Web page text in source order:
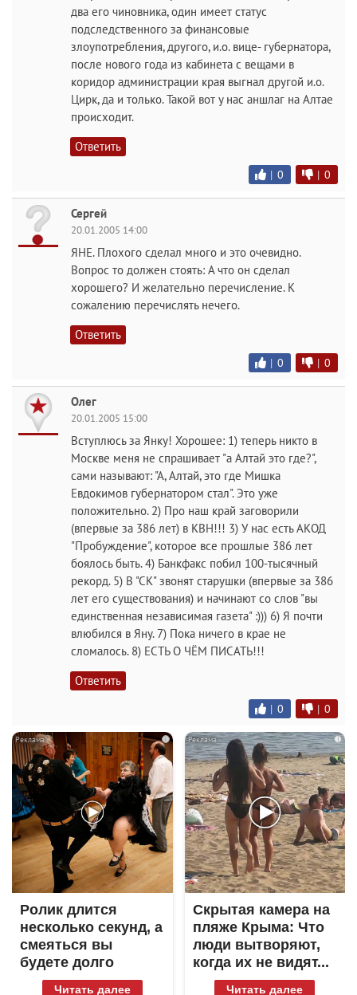
два его чиновника, один имеет статус
подследственного за финансовые
злоупотребления, другого, и.о. вице- губернатора,
после нового года из кабинета с вещами в
коридор администрации края выгнал другой и.о.
Цирк, да и только. Такой вот у нас аншлаг на Алтае
происходит.
Ответить
| 0 | 0
Сергей
20.01.2005 14:00
ЯНЕ. Плохого сделал много и это очевидно.
Вопрос то должен стоять: А что он сделал
хорошего? И желательно перечисление. К
сожалению перечислять нечего.
Ответить
| 0 | 0
Олег
20.01.2005 15:00
Вступлюсь за Янку! Хорошее: 1) теперь никто в
Москве меня не спрашивает "а Алтай это где?",
сами называют: "А, Алтай, это где Мишка
Евдокимов губернатором стал". Это уже
положительно. 2) Про наш край заговорили
(впервые за 386 лет) в КВН!!! 3) У нас есть АКОД
"Пробуждение", которое все прошлые 386 лет
боялось быть. 4) Банкфакс побил 100-тысячный
рекорд. 5) В "СК" звонят старушки (впервые за 386
лет его существования) и начинают со слов "вы
единственная независимая газета" :))) 6) Я почти
влюбился в Яну. 7) Пока ничего в крае не
сломалось. 8) ЕСТЬ О ЧЁМ ПИСАТЬ!!!
Ответить
| 0 | 0
i
Ролик длится
несколько секунд, а
смеяться вы
будете долго
Читать далее
i
Скрытая камера на
пляже Крыма: Что
люди вытворяют,
когда их не видят...
Читать далее